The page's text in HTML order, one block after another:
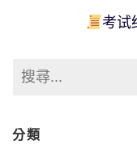
考试
分類